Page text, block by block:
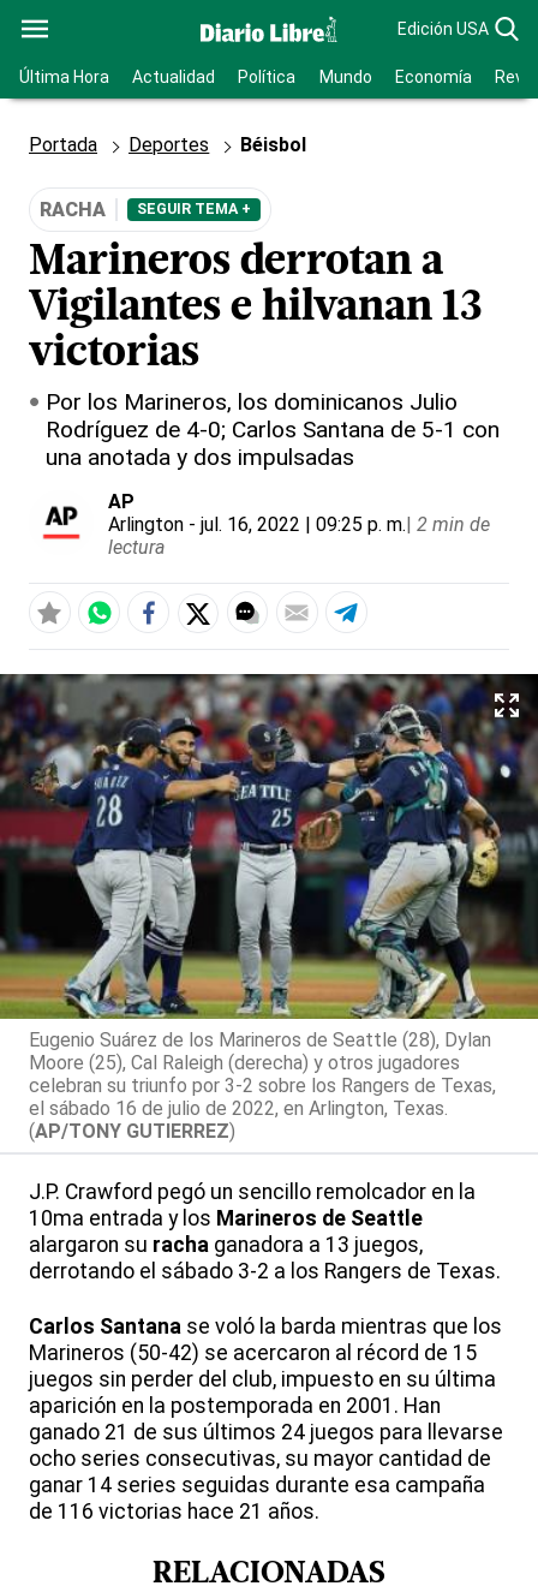
Edición USA
Última Hora Actualidad Política Mundo Economía
Portada Deportes Béisbol
RACHA SEGUIR TEMA +
Marineros derrotan a
Vigilantes e hilvanan 13
victorias
Por los Marineros, los dominicanos Julio
Rodríguez de 4-0; Carlos Santana de 5-1 con
una anotada y dos impulsadas
AP
Arlington - jul. 16, 2022 | 09:25 p. m.| 2 min de
lectura
Eugenio Suárez de los Marineros de Seattle (28), Dylan
Moore (25), Cal Raleigh (derecha) y otros jugadores
celebran su triunfo por 3-2 sobre los Rangers de Texas,
el sábado 16 de julio de 2022, en Arlington, Texas.
(AP/TONY GUTIERREZ)
J.P. Crawford pegó un sencillo remolcador en la
10ma entrada y los Marineros de Seattle
alargaron su racha ganadora a 13 juegos,
derrotando el sábado 3-2 a los Rangers de Texas.
Carlos Santana se voló la barda mientras que los
Marineros (50-42) se acercaron al récord de 15
juegos sin perder del club, impuesto en su última
aparición en la postemporada en 2001. Han
ganado 21 de sus últimos 24 juegos para llevarse
ocho series consecutivas, su mayor cantidad de
ganar 14 series seguidas durante esa campaña
de 116 victorias hace 21 años.
RELACIONADAS